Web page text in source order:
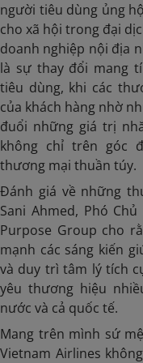
người tiêu dùng ủng
cho xã hội trong đại
doanh nghiệp nội địa
là sự thay đổi mang
tiêu dùng, khi các
của khách hàng nhờ
đuổi những giá trị
không chỉ trên góc
thương mại thuần túy.
Đánh giá về những
Sani Ahmed, Phó
Purpose Group cho
mạnh các sáng kiến
và duy trì tâm lý tích
yêu thương hiệu
nước và cả quốc tế.
Mang trên mình sứ
Vietnam Airlines